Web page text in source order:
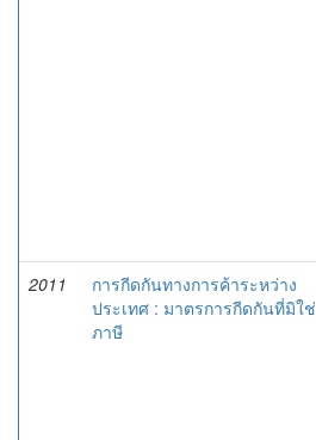
2011
การกีดกันทางการค้าระหว่าง
ประเทศ : มาตรการกีดกันที่มิใช่
ภาษี